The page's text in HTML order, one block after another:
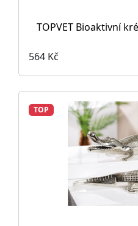
TOPVET Bioaktivní
564 Kč
TOP